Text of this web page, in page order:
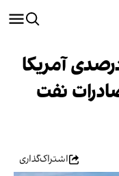
پس از تعرفه ۵۰ درصدی آمریکا
نفت
اشتراک‌گذاری